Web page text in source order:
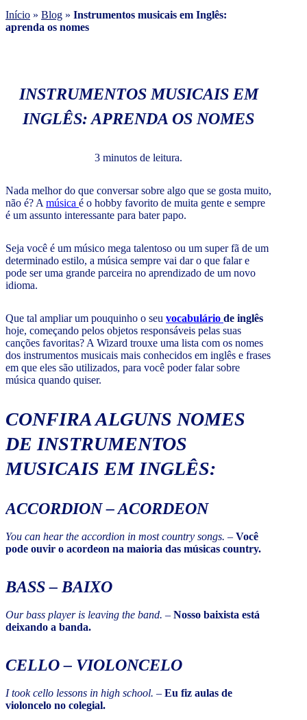
Início » Blog » Instrumentos musicais em Inglês:
aprenda os nomes
INSTRUMENTOS MUSICAIS EM
INGLÊS: APRENDA OS NOMES
3 minutos de leitura.
Nada melhor do que conversar sobre algo que se gosta muito,
não é? A música é o hobby favorito de muita gente e sempre
é um assunto interessante para bater papo.
Seja você é um músico mega talentoso ou um super fã de um
determinado estilo, a música sempre vai dar o que falar e
pode ser uma grande parceira no aprendizado de um novo
idioma.
Que tal ampliar um pouquinho o seu vocabulário de inglês
hoje, começando pelos objetos responsáveis pelas suas
canções favoritas? A Wizard trouxe uma lista com os nomes
dos instrumentos musicais mais conhecidos em inglês e frases
em que eles são utilizados, para você poder falar sobre
música quando quiser.
CONFIRA ALGUNS NOMES
DE INSTRUMENTOS
MUSICAIS EM INGLÊS:
ACCORDION– ACORDEON
You can hear the accordion in most country songs. – Você
pode ouvir o acordeon na maioria das músicas country.
BASS– BAIXO
Our bass player is leaving the band. – Nosso baixista está
deixando a banda.
CELLO– VIOLONCELO
I took cello lessons in high school. – Eu fiz aulas de
violoncelo no colegial.